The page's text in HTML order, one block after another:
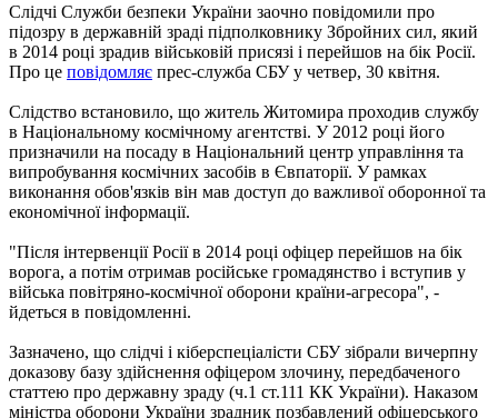
Слідчі Служби безпеки України заочно повідомили про
підозру в державній зраді підполковнику Збройних сил, який
в 2014 році зрадив військовій присязі і перейшов на бік Росії.
Про це повідомляє прес-служба СБУ у четвер, 30 квітня.
Слідство встановило, що житель Житомира проходив службу
в Національному космічному агентстві. У 2012 році його
призначили на посаду в Національний центр управління та
випробування космічних засобів в Євпаторії. У рамках
виконання обов'язків він мав доступ до важливої ​​оборонної та
економічної інформації.
"Після інтервенції Росії в 2014 році офіцер перейшов на бік
ворога, а потім отримав російське громадянство і вступив у
війська повітряно-космічної оборони країни-агресора", -
йдеться в повідомленні.
Зазначено, що слідчі і кіберспеціалісти СБУ зібрали вичерпну
доказову базу здійснення офіцером злочину, передбаченого
статтею про державну зраду (ч.1 ст.111 КК України). Наказом
міністра оборони України зрадник позбавлений офіцерського